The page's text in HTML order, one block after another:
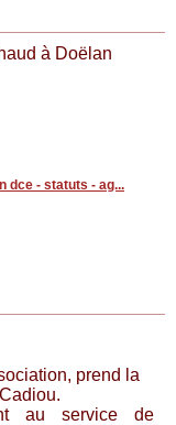
à Doëlan
dce - statuts - ag...
prend la
au service de